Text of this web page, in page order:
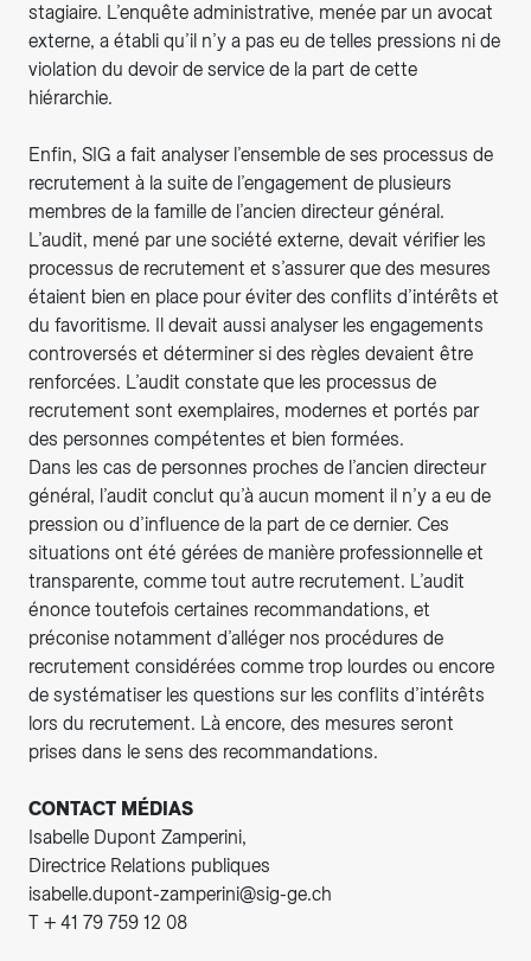
stagiaire. L’enquête administrative, menée par un avocat
externe, a établi qu’il n’y a pas eu de telles pressions ni de
violation du devoir de service de la part de cette
hiérarchie.
Enfin, SIG a fait analyser l’ensemble de ses processus de
recrutement à la suite de l’engagement de plusieurs
membres de la famille de l’ancien directeur général.
L’audit, mené par une société externe, devait vérifier les
processus de recrutement et s’assurer que des mesures
étaient bien en place pour éviter des conflits d’intérêts et
du favoritisme. Il devait aussi analyser les engagements
controversés et déterminer si des règles devaient être
renforcées. L’audit constate que les processus de
recrutement sont exemplaires, modernes et portés par
des personnes compétentes et bien formées.
Dans les cas de personnes proches de l’ancien directeur
général, l’audit conclut qu’à aucun moment il n’y a eu de
pression ou d’influence de la part de ce dernier. Ces
situations ont été gérées de manière professionnelle et
transparente, comme tout autre recrutement. L’audit
énonce toutefois certaines recommandations, et
préconise notamment d’alléger nos procédures de
recrutement considérées comme trop lourdes ou encore
de systématiser les questions sur les conflits d’intérêts
lors du recrutement. Là encore, des mesures seront
prises dans le sens des recommandations.
CONTACT MÉDIAS
Isabelle Dupont Zamperini,
Directrice Relations publiques
isabelle.dupont-zamperini@sig-ge.ch
T + 41 79 759 12 08